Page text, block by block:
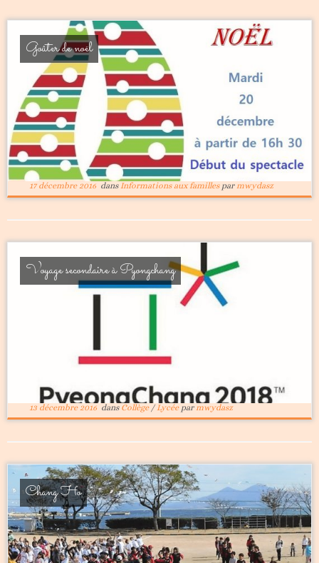
Goûter de noël
17 décembre 2016dansInformations aux familles parmwydasz
Voyage secondaire à Pyongchang
13 décembre 2016dans Collège /Lycée parmwydasz
Chang Ho